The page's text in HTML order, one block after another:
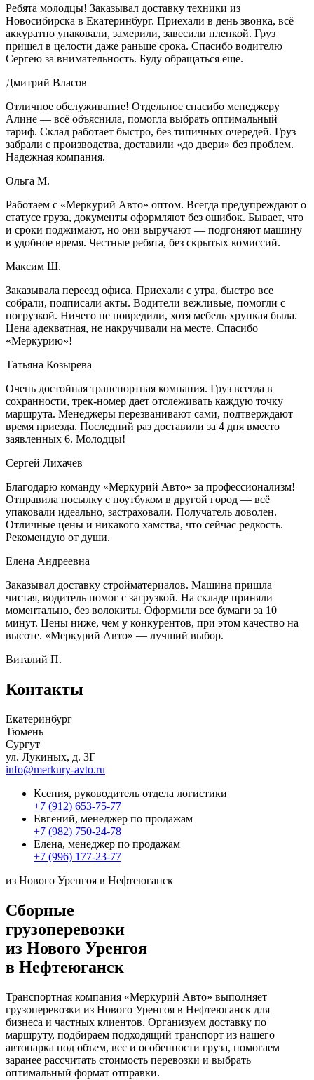
Ребята молодцы! Заказывал доставку техники из
Новосибирска в Екатеринбург. Приехали в день звонка, всё
аккуратно упаковали, замерили, завесили пленкой. Груз
пришел в целости даже раньше срока. Спасибо водителю
Сергею за внимательность. Буду обращаться еще.
Дмитрий Власов
Отличное обслуживание! Отдельное спасибо менеджеру
Алине — всё объяснила, помогла выбрать оптимальный
тариф. Склад работает быстро, без типичных очередей. Груз
забрали с производства, доставили «до двери» без проблем.
Надежная компания.
Ольга М.
Работаем с «Меркурий Авто» оптом. Всегда предупреждают о
статусе груза, документы оформляют без ошибок. Бывает, что
и сроки поджимают, но они выручают — подгоняют машину
в удобное время. Честные ребята, без скрытых комиссий.
Максим Ш.
Заказывала переезд офиса. Приехали с утра, быстро все
собрали, подписали акты. Водители вежливые, помогли с
погрузкой. Ничего не повредили, хотя мебель хрупкая была.
Цена адекватная, не накручивали на месте. Спасибо
«Меркурию»!
Татьяна Козырева
Очень достойная транспортная компания. Груз всегда в
сохранности, трек-номер дает отслеживать каждую точку
маршрута. Менеджеры перезванивают сами, подтверждают
время приезда. Последний раз доставили за 4 дня вместо
заявленных 6. Молодцы!
Сергей Лихачев
Благодарю команду «Меркурий Авто» за профессионализм!
Отправила посылку с ноутбуком в другой город — всё
упаковали идеально, застраховали. Получатель доволен.
Отличные цены и никакого хамства, что сейчас редкость.
Рекомендую от души.
Елена Андреевна
Заказывал доставку стройматериалов. Машина пришла
чистая, водитель помог с загрузкой. На складе приняли
моментально, без волокиты. Оформили все бумаги за 10
минут. Цены ниже, чем у конкурентов, при этом качество на
высоте. «Меркурий Авто» — лучший выбор.
Виталий П.
Контакты
Екатеринбург
Тюмень
Сургут
ул. Лукиных, д. 3Г
info@merkury-avto.ru
Ксения, руководитель отдела логистики
+7 (912) 653-75-77
Евгений, менеджер по продажам
+7 (982) 750-24-78
Елена, менеджер по продажам
+7 (996) 177-23-77
из Нового Уренгоя в Нефтеюганск
Сборные
грузоперевозки
из Нового Уренгоя
в Нефтеюганск
Транспортная компания «Меркурий Авто» выполняет
грузоперевозки из Нового Уренгоя в Нефтеюганск для
бизнеса и частных клиентов. Организуем доставку по
маршруту, подбираем подходящий транспорт из нашего
автопарка под объем, вес и особенности груза, помогаем
заранее рассчитать стоимость перевозки и выбрать
оптимальный формат отправки.